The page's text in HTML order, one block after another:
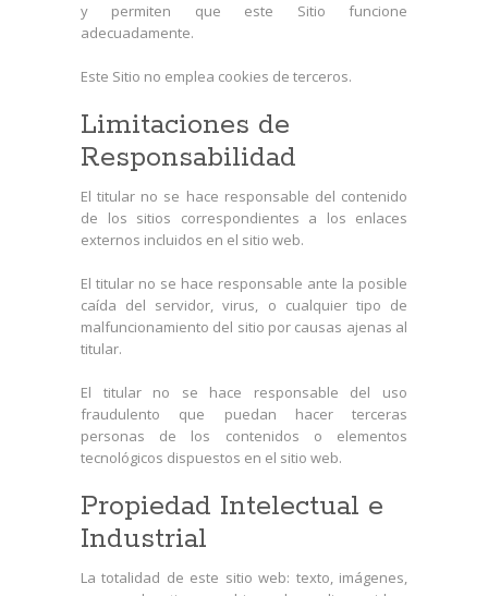
y permiten que este Sitio funcione
adecuadamente.
Este Sitio no emplea cookies de terceros.
Limitaciones de
Responsabilidad
El titular no se hace responsable del contenido
de los sitios correspondientes a los enlaces
externos incluidos en el sitio web.
El titular no se hace responsable ante la posible
caída del servidor, virus, o cualquier tipo de
malfuncionamiento del sitio por causas ajenas al
titular.
El titular no se hace responsable del uso
fraudulento que puedan hacer terceras
personas de los contenidos o elementos
tecnológicos dispuestos en el sitio web.
Propiedad Intelectual e
Industrial
La totalidad de este sitio web: texto, imágenes,